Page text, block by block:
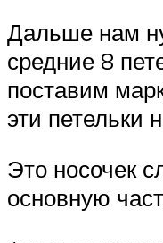
Дальше нам
средние 8
поставим
эти петельки
Это носочек
основную